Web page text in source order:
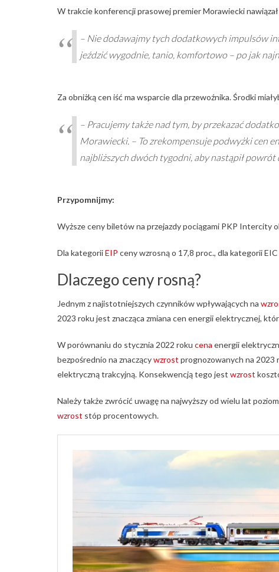
W trakcie konferencji prasowej premier Morawiecki
– Nie dodawajmy tych dodatkowych impulsów
jeździć wygodnie, tanio, komfortowo – po jak
Za obniżką cen iść ma wsparcie dla przewoźnika. Środki
– Pracujemy także nad tym, by przekazać
Morawiecki. – To zrekompensuje podwyżki cen
najbliższych dwóch tygodni, aby nastąpił
Przypomnijmy:
Wyższe ceny biletów na przejazdy pociągami PKP Intercity
Dla kategoriiEIP ceny wzrosną o 17,8 proc., dla kategorii
Dlaczego ceny rosną?
Jednym z najistotniejszych czynników wpływających na
2023 roku jest znacząca zmiana cen energii elektrycznej,
W porównaniu do stycznia 2022 roku cena energii
bezpośrednio na znaczącywzrost prognozowanych na 2023
elektryczną trakcyjną. Konsekwencją tego jest wzrost
Należy także zwrócić uwagę na najwyższy od wielu lat
wzrost stóp procentowych.